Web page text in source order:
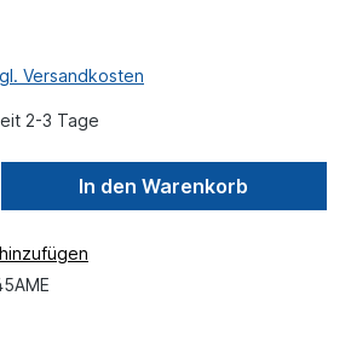
Versandkosten
2-3 Tage
In den Warenkorb